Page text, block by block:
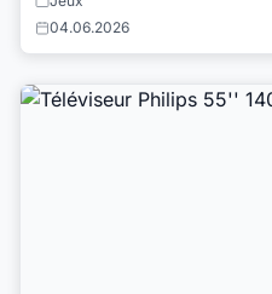
04.06.2026